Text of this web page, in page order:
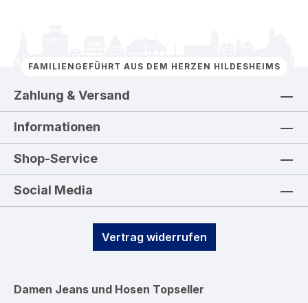
FAMILIENGEFÜHRT AUS DEM HERZEN HILDESHEIMS
Zahlung & Versand
Informationen
Shop-Service
Social Media
Vertrag widerrufen
Damen Jeans und Hosen Topseller